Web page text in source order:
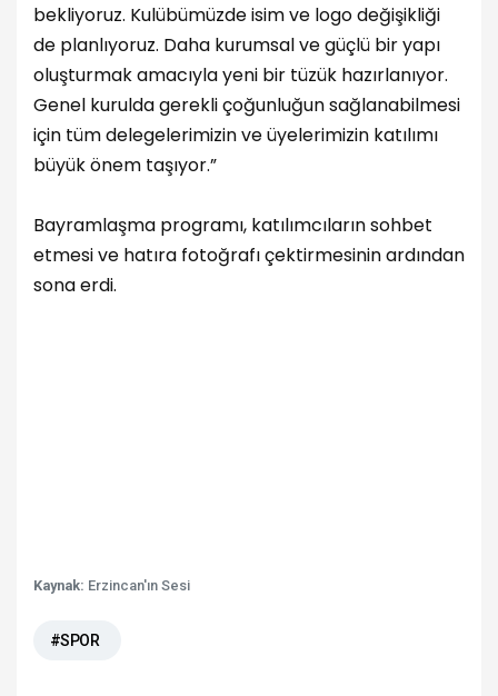
bekliyoruz. Kulübümüzde isim ve logo değişikliği
de planlıyoruz. Daha kurumsal ve güçlü bir yapı
oluşturmak amacıyla yeni bir tüzük hazırlanıyor.
Genel kurulda gerekli çoğunluğun sağlanabilmesi
için tüm delegelerimizin ve üyelerimizin katılımı
büyük önem taşıyor.”
Bayramlaşma programı, katılımcıların sohbet
etmesi ve hatıra fotoğrafı çektirmesinin ardından
sona erdi.
Kaynak: Erzincan'ın Sesi
#SPOR